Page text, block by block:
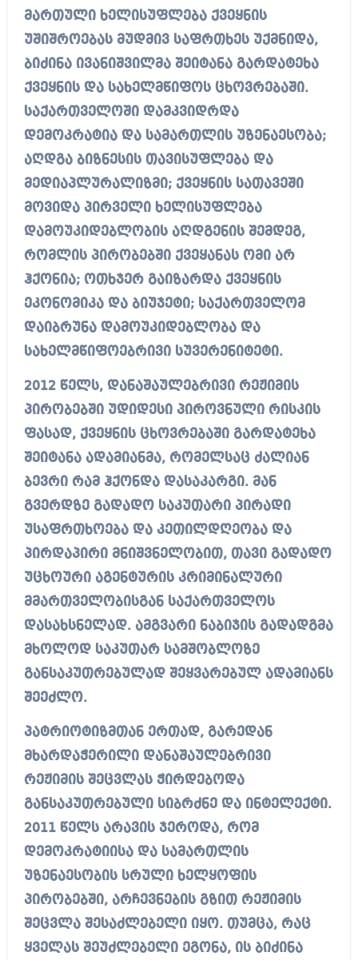
მართული ხელისუფლება ქვეყნის
უშიშროებას მუდმივ საფრთხეს უქმნიდა,
ბიძინა ივანიშვილმა შეიტანა გარდატეხა
ქვეყნის და სახელმწიფოს ცხოვრებაში.
საქართველოში დამკვიდრდა
დემოკრატია და სამართლის უზენაესობა;
აღდგა ბიზნესის თავისუფლება და
მედიაპლურალიზმი; ქვეყნის სათავეში
მოვიდა პირველი ხელისუფლება
დამოუკიდებლობის აღდგენის შემდეგ,
რომლის პირობებში ქვეყანას ომი არ
ჰქონია; ოთხჯერ გაიზარდა ქვეყნის
ეკონომიკა და ბიუჯეტი; საქართველომ
დაიბრუნა დამოუკიდებლობა და
სახელმწიფოებრივი სუვერენიტეტი.
2012 წელს, დანაშაულებრივი რეჟიმის
პირობებში უდიდესი პიროვნული რისკის
ფასად, ქვეყნის ცხოვრებაში გარდატეხა
შეიტანა ადამიანმა, რომელსაც ძალიან
ბევრი რამ ჰქონდა დასაკარგი. მან
გვერდზე გადადო საკუთარი პირადი
უსაფრთხოება და კეთილდღეობა და
პირდაპირი მნიშვნელობით, თავი გადადო
უცხოური აგენტურის კრიმინალური
მმართველობისგან საქართველოს
დასახსნელად. ამგვარი ნაბიჯის გადადგმა
მხოლოდ საკუთარ სამშობლოზე
განსაკუთრებულად შეყვარებულ ადამიანს
შეეძლო.
პატრიოტიზმთან ერთად, გარედან
მხარდაჭერილი დანაშაულებრივი
რეჟიმის შეცვლას ჭირდებოდა
განსაკუთრებული სიბრძნე და ინტელექტი.
2011 წელს არავის ჯეროდა, რომ
დემოკრატიისა და სამართლის
უზენაესობის სრული ხელყოფის
პირობებში, არჩევნების გზით რეჟიმის
შეცვლა შესაძლებელი იყო. თუმცა, რაც
ყველას შეუძლებელი ეგონა, ის ბიძინა